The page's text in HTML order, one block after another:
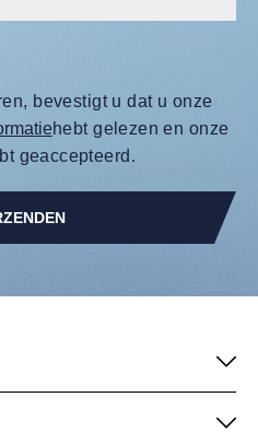
bevestigt u dat u onze
hebt gelezen en onze
geaccepteerd.